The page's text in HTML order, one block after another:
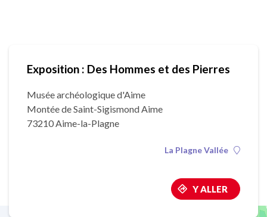
Exposition : Des Hommes et des Pierres
Musée archéologique d'Aime
Montée de Saint-Sigismond Aime
73210 Aime-la-Plagne
La Plagne Vallée
Y ALLER